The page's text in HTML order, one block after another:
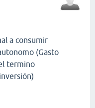
a consumir
(Gasto
termino